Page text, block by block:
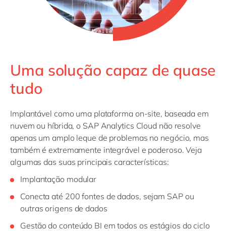
Uma solução capaz de quase
tudo
Implantável como uma plataforma on-site, baseada em
nuvem ou híbrida, o SAP Analytics Cloud não resolve
apenas um amplo leque de problemas no negócio, mas
também é extremamente integrável e poderoso. Veja
algumas das suas principais características:
Implantação modular
Conecta até 200 fontes de dados, sejam SAP ou
outras origens de dados
Gestão do conteúdo BI em todos os estágios do ciclo